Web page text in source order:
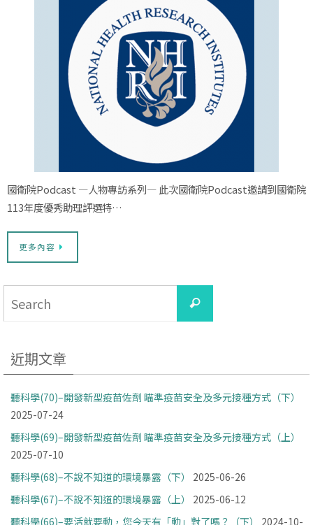
國衛院Podcast —人物專訪系列— 此次國衛院Podcast邀請到國衛院
113年度優秀助理評選特…
更多內容
Search
近期文章
聽科學(70)–開發新型疫苗佐劑 瞄準疫苗安全及多元接種方式（下）
2025-07-24
聽科學(69)–開發新型疫苗佐劑 瞄準疫苗安全及多元接種方式（上）
2025-07-10
聽科學(68)–不說不知道的環境暴露（下）
2025-06-26
聽科學(67)–不說不知道的環境暴露（上）
2025-06-12
聽科學(66)–要活就要動，您今天有「動」對了嗎？（下）
2024-10-